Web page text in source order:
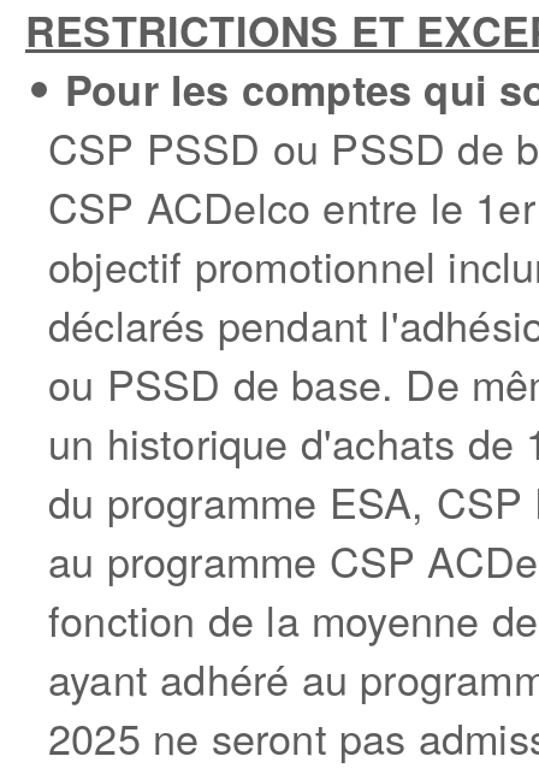
RESTRICTIONS ET
Pour les comptes qui
CSP PSSD ou PSSD de
CSP ACDelco entre le 1er
objectif promotionnel
déclarés pendant
ou PSSD de base. De
un historique d'achats de
du programme ESA,
au programme CSP
fonction de la moyenne
ayant adhéré au
2025 ne seront pas